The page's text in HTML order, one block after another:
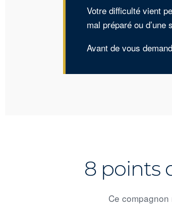
Votre difficulté vient
mal préparé ou
Avant de vous
8 points
Ce